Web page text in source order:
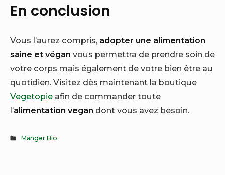
En conclusion
Vous l’aurez compris, adopter une alimentation
saine et végan vous permettra de prendre soin de
votre corps mais également de votre bien être au
quotidien. Visitez dès maintenant la boutique
Vegetopie afin de commander toute
l’alimentation vegan dont vous avez besoin.
Manger Bio